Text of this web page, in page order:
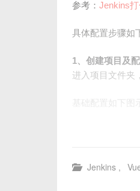
参考： Jenkins
具体配置步骤如
1、创建项目及
进入项目文件夹
基础配置如下图
Jenkins ,